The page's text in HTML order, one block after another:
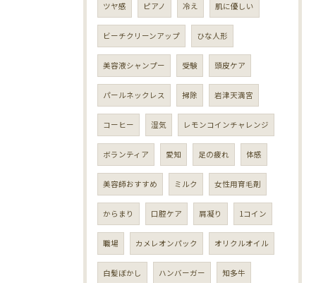
ツヤ感 ピアノ 冷え 肌に優しい
ビーチクリーンアップ ひな人形
美容液シャンプー 受験 頭皮ケア
パールネックレス 掃除 岩津天満宮
コーヒー 湿気 レモンコインチャレンジ
ボランティア 愛知 足の疲れ 体感
美容師おすすめ ミルク 女性用育毛剤
からまり 口腔ケア 肩凝り 1コイン
職場 カメレオンパック オリクルオイル
白髪ぼかし ハンバーガー 知多牛